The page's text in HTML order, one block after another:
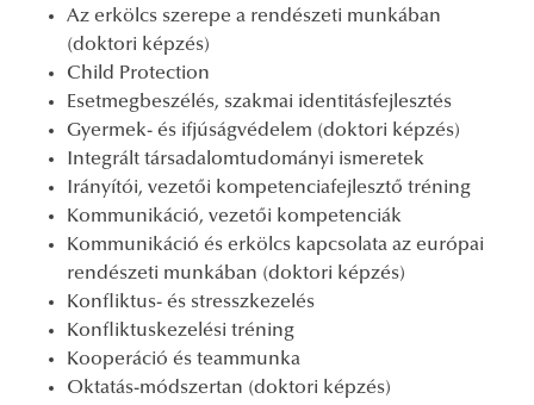
Az erkölcs szerepe a rendészeti munkában
(doktori képzés)
Child Protection
Esetmegbeszélés, szakmai identitásfejlesztés
Gyermek- és ifjúságvédelem (doktori képzés)
Integrált társadalomtudományi ismeretek
Irányítói, vezetői kompetenciafejlesztő tréning
Kommunikáció, vezetői kompetenciák
Kommunikáció és erkölcs kapcsolata az európai
rendészeti munkában (doktori képzés)
Konfliktus- és stresszkezelés
Konfliktuskezelési tréning
Kooperáció és teammunka
Oktatás-módszertan (doktori képzés)